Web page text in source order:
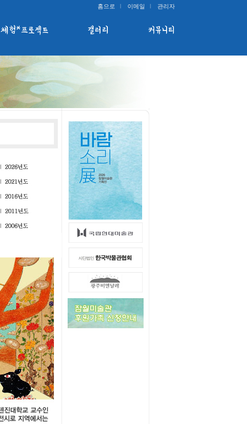
홈으로 이메일 관리자
체험*프로젝트 갤러리 커뮤니티